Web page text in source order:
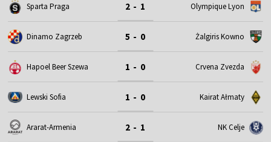
Sparta Praga 2 - 1 Olympique Lyon
Dinamo Zagrzeb 5 - 0 Żalgiris Kowno
Hapoel Beer Szewa 1 - 0 Crvena Zvezda
Lewski Sofia 1 - 0 Kairat Ałmaty
Ararat-Armenia 2 - 1 NK Celje